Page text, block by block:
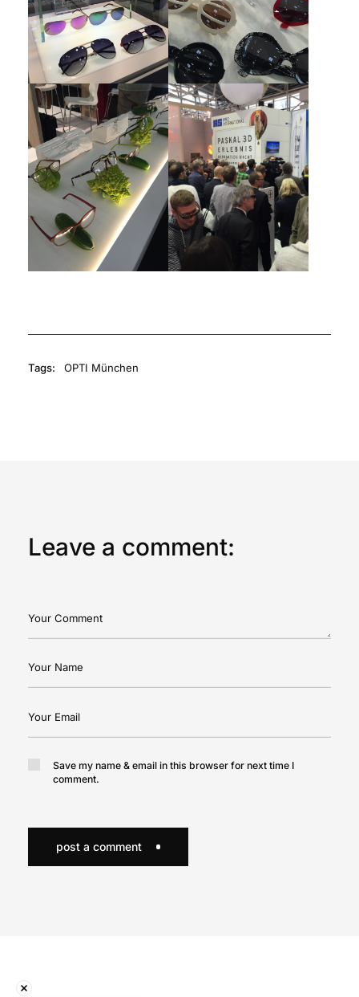
Tags: OPTI München
Leave a comment:
Save my name & email in this browser for next time I
comment.
post a comment